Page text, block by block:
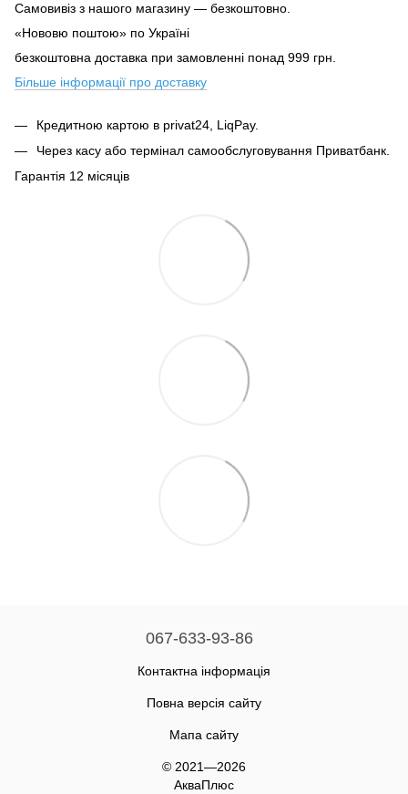
Самовивіз з нашого магазину — безкоштовно.
«Нововю поштою» по Україні
безкоштовна доставка при замовленні понад 999 грн.
Більше інформації про доставку
Кредитною картою в privat24, LiqPay.
Через касу або термінал самообслуговування Приватбанк.
Гарантія 12 місяців
067-633-93-86
Контактна інформація
Повна версія сайту
Мапа сайту
© 2021—2026
АкваПлюс